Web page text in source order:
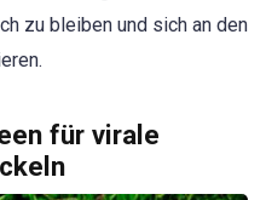
zu bleiben und sich an den
für virale